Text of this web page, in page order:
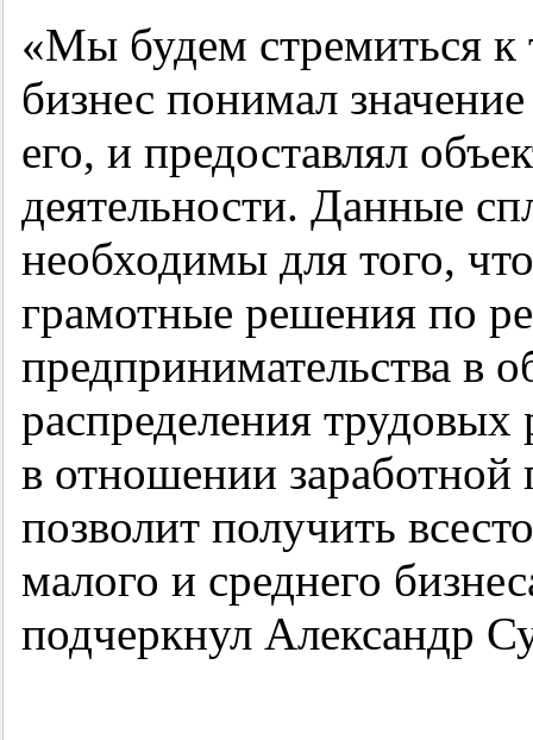
«Мы будем стремиться
бизнес понимал
его, и предоставлял
деятельности. Данные
необходимы для того,
грамотные решения по
предпринимательства в
распределения трудовых
в отношении
позволит получить
малого и среднего
подчеркнул Александр